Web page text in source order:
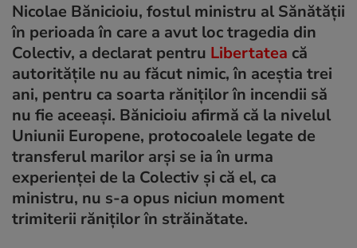
Nicolae Bănicioiu, fostul ministru al Sănătăţii
în perioada în care a avut loc tragedia din
Colectiv, a declarat pentru Libertatea că
autorităţile nu au făcut nimic, în aceştia trei
ani, pentru ca soarta răniţilor în incendii să
nu fie aceeaşi. Bănicioiu afirmă că la nivelul
Uniunii Europene, protocoalele legate de
transferul marilor arşi se ia în urma
experienţei de la Colectiv şi că el, ca
ministru, nu s-a opus niciun moment
trimiterii răniţilor în străinătate.